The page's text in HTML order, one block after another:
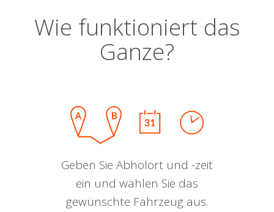
Wie funktioniert das
Ganze?
Geben Sie Abholort und -zeit
ein und wählen Sie das
gewünschte Fahrzeug aus.